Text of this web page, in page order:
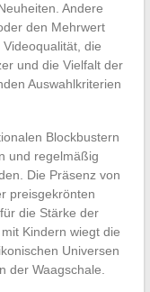
Andere
den Mehrwert
die
und die Vielfalt der
Auswahlkriterien
Blockbustern
und regelmäßig
Die Präsenz von
preisgekrönten
die Stärke der
Kindern wiegt die
Universen
der Waagschale.